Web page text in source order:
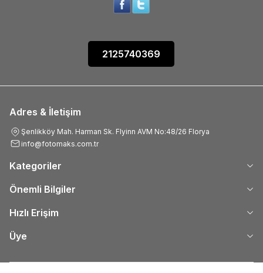
2125740369
Adres & İletişim
Şenlikköy Mah. Harman Sk. Flyinn AVM No:48/26 Florya
info@fotomaks.com.tr
Kategoriler
Önemli Bilgiler
Hızlı Erişim
Üye